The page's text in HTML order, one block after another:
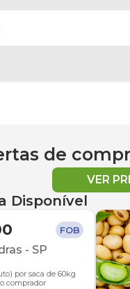
de
VER
Disponível
FOB
- SP
por saca de 60kg
comprador